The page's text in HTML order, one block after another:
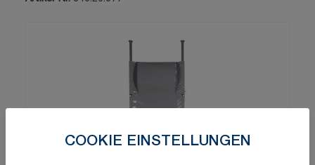
COOKIE EINSTELLUNGEN